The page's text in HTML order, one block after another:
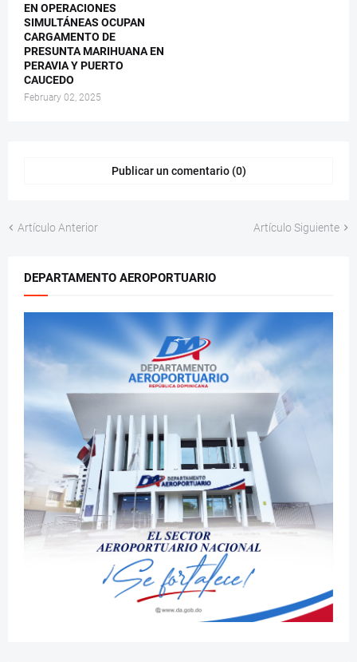
EN OPERACIONES
SIMULTÁNEAS OCUPAN
CARGAMENTO DE
PRESUNTA MARIHUANA EN
PERAVIA Y PUERTO
CAUCEDO
February 02, 2025
Publicar un comentario (0)
Artículo Anterior Artículo Siguiente
DEPARTAMENTO AEROPORTUARIO